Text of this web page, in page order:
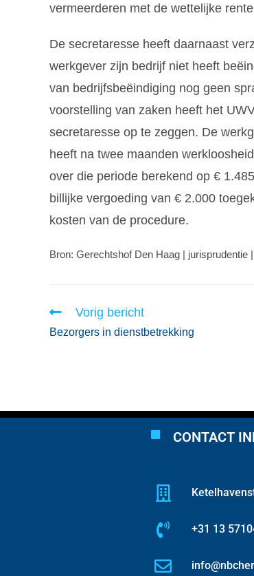
vermeerderen met de wettelijke
De secretaresse heeft daarnaast
werkgever zijn bedrijf niet heeft
van bedrijfsbeëindiging nog geen
voorstelling van zaken heeft het
secretaresse op te zeggen. De
heeft na twee maanden
over die periode berekend op €
billijke vergoeding van € 2.000
kosten van de procedure.
Bron: Gerechtshof Den Haag |
Vorig bericht
Bezorgers in dienstbetrekking
CONTACT
+31 13